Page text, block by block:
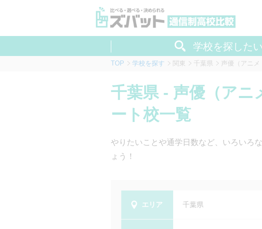
学校を探したい
TOP 学校を探す 関東 千葉県 声優（アニメ
千葉県 - 声優（アニ
ート校一覧
やりたいことや通学日数など、いろいろ
ょう！
エリア 千葉県